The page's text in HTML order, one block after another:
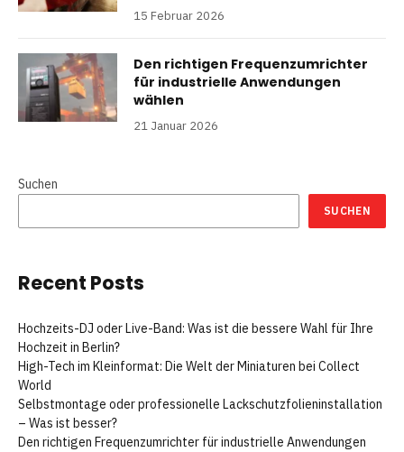
15 Februar 2026
Den richtigen Frequenzumrichter
für industrielle Anwendungen
wählen
21 Januar 2026
Suchen
SUCHEN
Recent Posts
Hochzeits-DJ oder Live-Band: Was ist die bessere Wahl für Ihre
Hochzeit in Berlin?
High-Tech im Kleinformat: Die Welt der Miniaturen bei Collect
World
Selbstmontage oder professionelle Lackschutzfolieninstallation
– Was ist besser?
Den richtigen Frequenzumrichter für industrielle Anwendungen